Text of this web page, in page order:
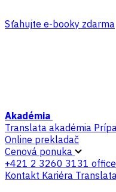
Sťahujte e-booky zdarma
Akadémia
Translata akadémia
Online prekladač
Cenová ponuka
+421 2 3260 3131
Kontakt Kariéra